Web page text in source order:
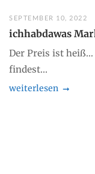
SEPTEMBER 10, 2022
ichhabdawas
Der Preis ist
findest...
weiterlesen